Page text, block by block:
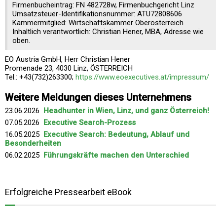
Firmenbucheintrag: FN 482728w, Firmenbuchgericht Linz
Umsatzsteuer-Identifikationsnummer: ATU72808606
Kammermitglied: Wirtschaftskammer Oberösterreich
Inhaltlich verantwortlich: Christian Hener, MBA, Adresse wie
oben.
EO Austria GmbH, Herr Christian Hener
Promenade 23, 4030 Linz, ÖSTERREICH
Tel.: +43(732)263300; https://www.eoexecutives.at/impressum/
Weitere Meldungen dieses Unternehmens
23.06.2026 Headhunter in Wien, Linz, und ganz Österreich!
07.05.2026 Executive Search-Prozess
16.05.2025 Executive Search: Bedeutung, Ablauf und
Besonderheiten
06.02.2025 Führungskräfte machen den Unterschied
Erfolgreiche Pressearbeit eBook